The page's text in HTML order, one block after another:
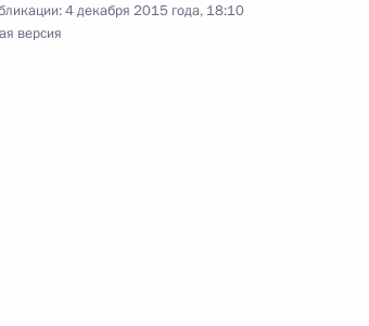
расчёта базового значения единицы
ставки
4 декабря 2015 года, 18:10
версия